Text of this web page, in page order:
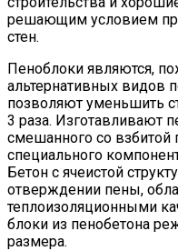
решающим условием
стен.
Пеноблоки являются,
альтернативных видов
позволяют уменьшить
3 раза. Изготавливают
смешанного со взбитой
специального
Бетон с ячеистой
отверждении пены,
теплоизоляционными
блоки из пенобетона
размера.